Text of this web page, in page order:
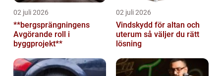
02 juli 2026
**bergsprängningens
Avgörande roll i
byggprojekt**
02 juli 2026
Vindskydd för altan och
uterum så väljer du rätt
lösning